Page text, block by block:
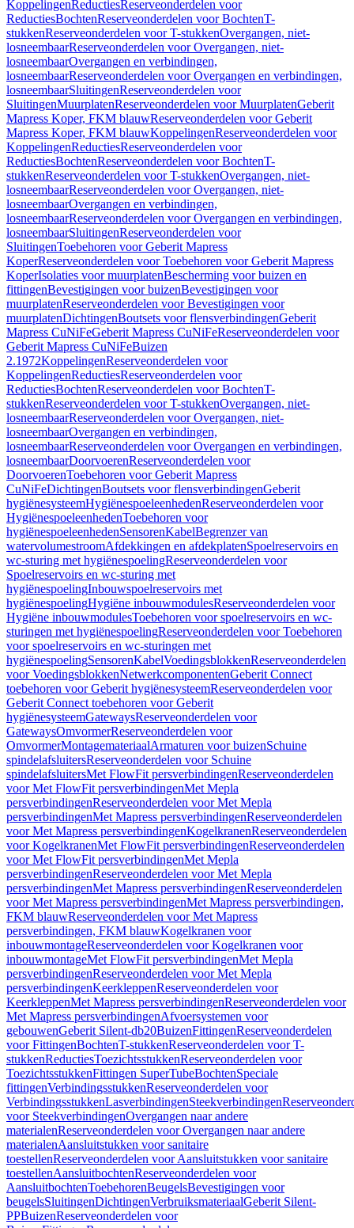
KoppelingenReductiesReserveonderdelen voor
ReductiesBochtenReserveonderdelen voor BochtenT-
stukkenReserveonderdelen voor T-stukkenOvergangen, niet-
losneembaarReserveonderdelen voor Overgangen, niet-
losneembaarOvergangen en verbindingen,
losneembaarReserveonderdelen voor Overgangen en verbindingen,
losneembaarSluitingenReserveonderdelen voor
SluitingenMuurplatenReserveonderdelen voor MuurplatenGeberit
Mapress Koper, FKM blauwReserveonderdelen voor Geberit
Mapress Koper, FKM blauwKoppelingenReserveonderdelen voor
KoppelingenReductiesReserveonderdelen voor
ReductiesBochtenReserveonderdelen voor BochtenT-
stukkenReserveonderdelen voor T-stukkenOvergangen, niet-
losneembaarReserveonderdelen voor Overgangen, niet-
losneembaarOvergangen en verbindingen,
losneembaarReserveonderdelen voor Overgangen en verbindingen,
losneembaarSluitingenReserveonderdelen voor
SluitingenToebehoren voor Geberit Mapress
KoperReserveonderdelen voor Toebehoren voor Geberit Mapress
KoperIsolaties voor muurplatenBescherming voor buizen en
fittingenBevestigingen voor buizenBevestigingen voor
muurplatenReserveonderdelen voor Bevestigingen voor
muurplatenDichtingenBoutsets voor flensverbindingenGeberit
Mapress CuNiFeGeberit Mapress CuNiFeReserveonderdelen voor
Geberit Mapress CuNiFeBuizen
2.1972KoppelingenReserveonderdelen voor
KoppelingenReductiesReserveonderdelen voor
ReductiesBochtenReserveonderdelen voor BochtenT-
stukkenReserveonderdelen voor T-stukkenOvergangen, niet-
losneembaarReserveonderdelen voor Overgangen, niet-
losneembaarOvergangen en verbindingen,
losneembaarReserveonderdelen voor Overgangen en verbindingen,
losneembaarDoorvoerenReserveonderdelen voor
DoorvoerenToebehoren voor Geberit Mapress
CuNiFeDichtingenBoutsets voor flensverbindingenGeberit
hygiënesysteemHygiënespoeleenhedenReserveonderdelen voor
HygiënespoeleenhedenToebehoren voor
hygiënespoeleenhedenSensorenKabelBegrenzer van
watervolumestroomAfdekkingen en afdekplatenSpoelreservoirs en
wc-sturing met hygiënespoelingReserveonderdelen voor
Spoelreservoirs en wc-sturing met
hygiënespoelingInbouwspoelreservoirs met
hygiënespoelingHygiëne inbouwmodulesReserveonderdelen voor
Hygiëne inbouwmodulesToebehoren voor spoelreservoirs en wc-
sturingen met hygiënespoelingReserveonderdelen voor Toebehoren
voor spoelreservoirs en wc-sturingen met
hygiënespoelingSensorenKabelVoedingsblokkenReserveonderdelen
voor VoedingsblokkenNetwerkcomponentenGeberit Connect
toebehoren voor Geberit hygiënesysteemReserveonderdelen voor
Geberit Connect toebehoren voor Geberit
hygiënesysteemGatewaysReserveonderdelen voor
GatewaysOmvormerReserveonderdelen voor
OmvormerMontagemateriaalArmaturen voor buizenSchuine
spindelafsluitersReserveonderdelen voor Schuine
spindelafsluitersMet FlowFit persverbindingenReserveonderdelen
voor Met FlowFit persverbindingenMet Mepla
persverbindingenReserveonderdelen voor Met Mepla
persverbindingenMet Mapress persverbindingenReserveonderdelen
voor Met Mapress persverbindingenKogelkranenReserveonderdelen
voor KogelkranenMet FlowFit persverbindingenReserveonderdelen
voor Met FlowFit persverbindingenMet Mepla
persverbindingenReserveonderdelen voor Met Mepla
persverbindingenMet Mapress persverbindingenReserveonderdelen
voor Met Mapress persverbindingenMet Mapress persverbindingen,
FKM blauwReserveonderdelen voor Met Mapress
persverbindingen, FKM blauwKogelkranen voor
inbouwmontageReserveonderdelen voor Kogelkranen voor
inbouwmontageMet FlowFit persverbindingenMet Mepla
persverbindingenReserveonderdelen voor Met Mepla
persverbindingenKeerkleppenReserveonderdelen voor
KeerkleppenMet Mapress persverbindingenReserveonderdelen voor
Met Mapress persverbindingenAfvoersystemen voor
gebouwenGeberit Silent-db20BuizenFittingenReserveonderdelen
voor FittingenBochtenT-stukkenReserveonderdelen voor T-
stukkenReductiesToezichtsstukkenReserveonderdelen voor
ToezichtsstukkenFittingen SuperTubeBochtenSpeciale
fittingenVerbindingsstukkenReserveonderdelen voor
VerbindingsstukkenLasverbindingenSteekverbindingen
voor SteekverbindingenOvergangen naar andere
materialenReserveonderdelen voor Overgangen naar andere
materialenAansluitstukken voor sanitaire
toestellenReserveonderdelen voor Aansluitstukken voor sanitaire
toestellenAansluitbochtenReserveonderdelen voor
AansluitbochtenToebehorenBeugelsBevestigingen voor
beugelsSluitingenDichtingenVerbruiksmateriaalGeberit Silent-
PPBuizenReserveonderdelen voor